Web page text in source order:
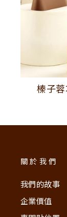
榛子
關於我們
我們的故事
企業價值